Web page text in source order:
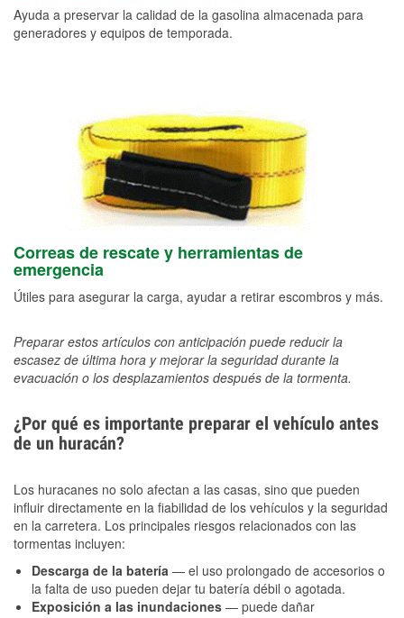
Ayuda a preservar la calidad de la gasolina almacenada para
generadores y equipos de temporada.
Correas de rescate y herramientas de
emergencia
Útiles para asegurar la carga, ayudar a retirar escombros y más.
Preparar estos artículos con anticipación puede reducir la
escasez de última hora y mejorar la seguridad durante la
evacuación o los desplazamientos después de la tormenta.
¿Por qué es importante preparar el vehículo antes
de un huracán?
Los huracanes no solo afectan a las casas, sino que pueden
influir directamente en la fiabilidad de los vehículos y la seguridad
en la carretera. Los principales riesgos relacionados con las
tormentas incluyen:
Descarga de la batería — el uso prolongado de accesorios o
la falta de uso pueden dejar tu batería débil o agotada.
Exposición a las inundaciones — puede dañar